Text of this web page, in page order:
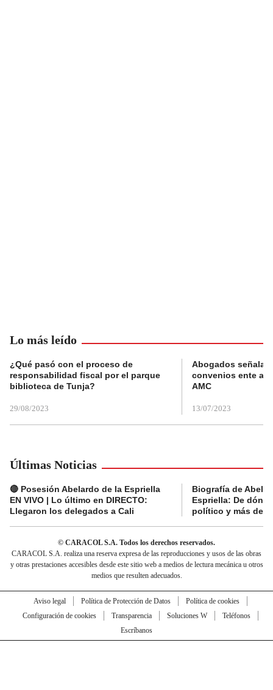
Lo más leído
¿Qué pasó con el proceso de
responsabilidad fiscal por el parque
biblioteca de Tunja?
29/08/2023
Abogados
convenios ente
AMC
13/07/2023
Últimas Noticias
🔴 Posesión Abelardo de la Espriella
EN VIVO | Lo último en DIRECTO:
Llegaron los delegados a Cali
Biografía de
Espriella: De
político y más del
© CARACOL S.A. Todos los derechos reservados.
CARACOL S.A. realiza una reserva expresa de las reproducciones y usos de las obras
y otras prestaciones accesibles desde este sitio web a medios de lectura mecánica u otros
medios que resulten adecuados.
Aviso legal Política de Protección de Datos
Política de cookies
Configuración de cookies
Transparencia Soluciones W
Teléfonos
Escríbanos